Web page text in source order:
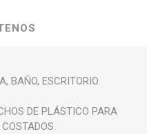
BAÑO, ESCRITORIO.
DE PLÁSTICO PARA